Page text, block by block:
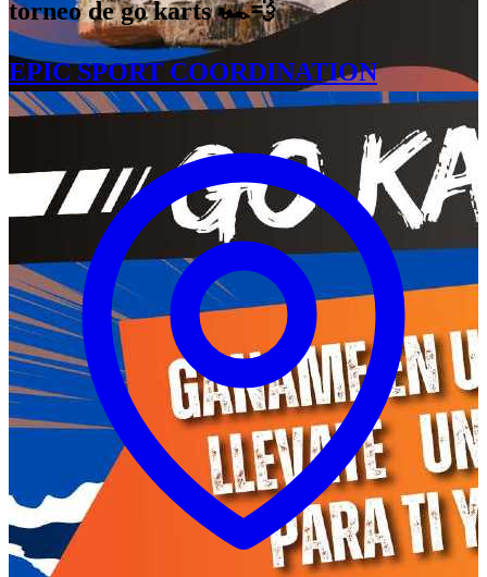
torneo de go karts 🏎️💨
EPIC SPORT COORDINATION